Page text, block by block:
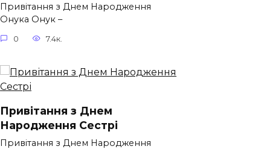
Привітання з Днем Народження
Онука Онук –
0 7.4к.
Привітання з Днем
Народження Сестрі
Привітання з Днем Народження